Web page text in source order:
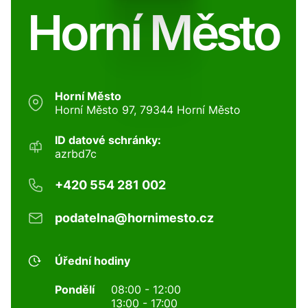
Horní Město
Horní Město
Horní Město 97, 79344 Horní Město
ID datové schránky:
azrbd7c
+420 554 281 002
podatelna@hornimesto.cz
Úřední hodiny
Pondělí
08:00 - 12:00
13:00 - 17:00